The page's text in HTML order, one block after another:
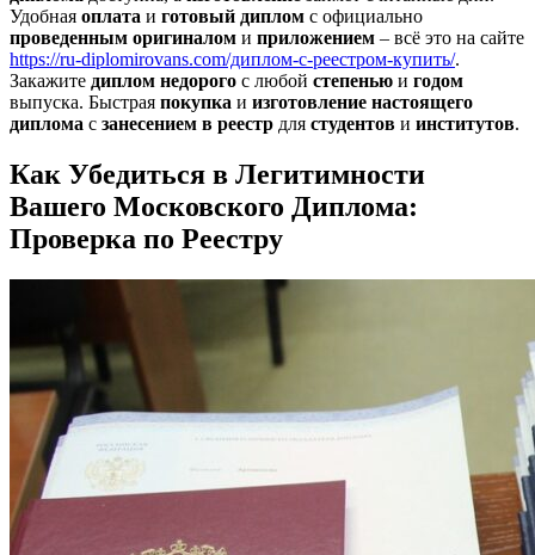
Удобная оплата и готовый диплом с официально
проведенным оригиналом и приложением – всё это на сайте
https://ru-diplomirovans.com/диплом-с-реестром-купить/.
Закажите диплом недорого с любой степенью и годом
выпуска. Быстрая покупка и изготовление настоящего
диплома с занесением в реестр для студентов и институтов.
Как Убедиться в Легитимности
Вашего Московского Диплома:
Проверка по Реестру